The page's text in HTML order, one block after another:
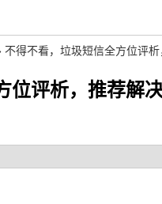
不得不看，垃圾短信全方位评
位评析，推荐解